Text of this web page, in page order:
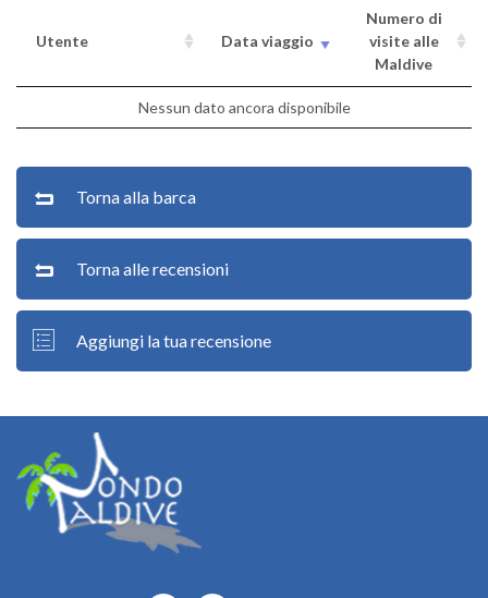
Torna alla barca
Torna alle recensioni
Aggiungi la tua recensione
Utente Data viaggio
Numero di
visite alle
Maldive
Nessun dato ancora disponibile